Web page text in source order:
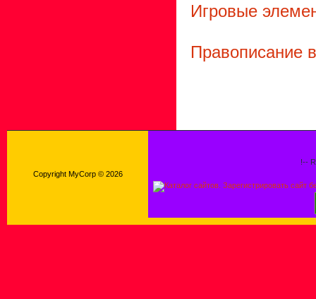
Игровые
Правописание
Copyright MyCorp © 2026
!--